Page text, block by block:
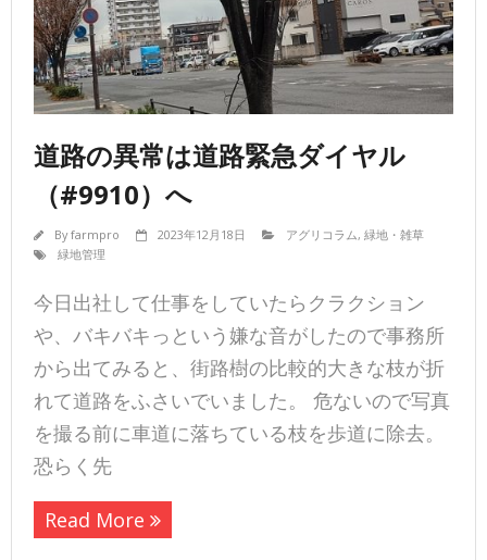
道路の異常は道路緊急ダイヤル
（#9910）へ
Byfarmpro 2023年12月18日 アグリコラム, 緑地・雑草
緑地管理
今日出社して仕事をしていたらクラクション
や、バキバキっという嫌な音がしたので事務所
から出てみると、街路樹の比較的大きな枝が折
れて道路をふさいでいました。 危ないので写真
を撮る前に車道に落ちている枝を歩道に除去。
恐らく先
Read More